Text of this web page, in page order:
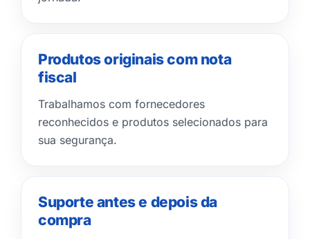
Produtos originais com nota
fiscal
Trabalhamos com fornecedores
reconhecidos e produtos selecionados para
sua segurança.
Suporte antes e depois da
compra